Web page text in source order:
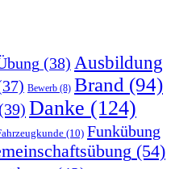
(38) Ausbildung
Bewerb (8) Brand (94)
Danke (124)
(10) Funkübung
(54)